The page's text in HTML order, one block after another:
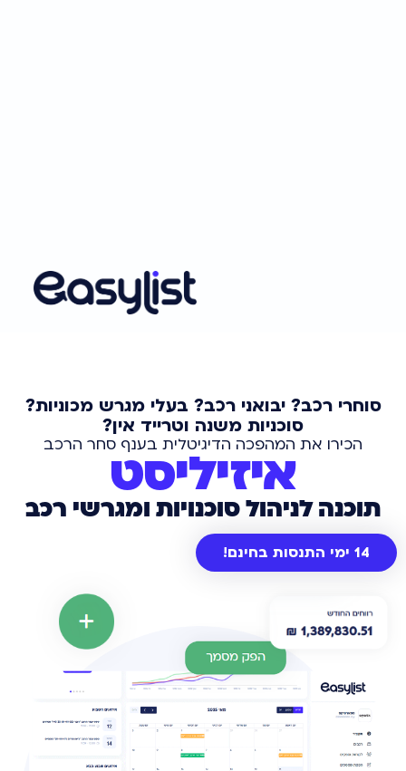
סוחרי רכב? יבואני רכב? בעלי מגרש מכוניות?
סוכניות משנה וטרייד אין?
הכירו את המהפכה הדיגיטלית בענף סחר הרכב
איזיליסט
תוכנה לניהול סוכנויות ומגרשי רכב
14 ימי התנסות בחינם!